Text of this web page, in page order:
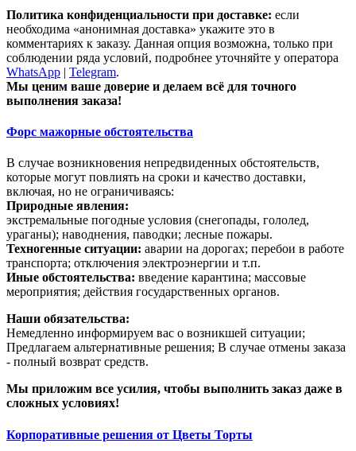
Политика конфиденциальности при доставке: если
необходима «анонимная доставка» укажите это в
комментариях к заказу. Данная опция возможна, только при
соблюдении ряда условий, подробнее уточняйте у оператора
WhatsApp | Telegram.
Мы ценим ваше доверие и делаем всё для точного
выполнения заказа!
Форс мажорные обстоятельства
В случае возникновения непредвиденных обстоятельств,
которые могут повлиять на сроки и качество доставки,
включая, но не ограничиваясь:
Природные явления:
экстремальные погодные условия (снегопады, гололед,
ураганы); наводнения, паводки; лесные пожары.
Техногенные ситуации: аварии на дорогах; перебои в работе
транспорта; отключения электроэнергии и т.п.
Иные обстоятельства: введение карантина; массовые
мероприятия; действия государственных органов.
Наши обязательства:
Немедленно информируем вас о возникшей ситуации;
Предлагаем альтернативные решения; В случае отмены заказа
- полный возврат средств.
Мы приложим все усилия, чтобы выполнить заказ даже в
сложных условиях!
Корпоративные решения от Цветы Торты